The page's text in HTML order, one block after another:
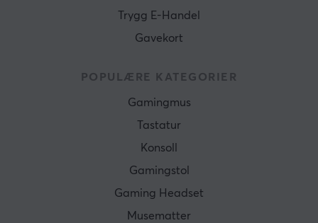
Trygg E-Handel
Gavekort
POPULÆRE KATEGORIER
Gamingmus
Tastatur
Konsoll
Gamingstol
Gaming Headset
Musematter